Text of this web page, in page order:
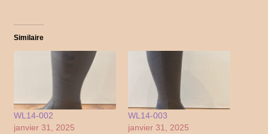
Similaire
WL14-002
janvier 31, 2025
WL14-003
janvier 31, 2025